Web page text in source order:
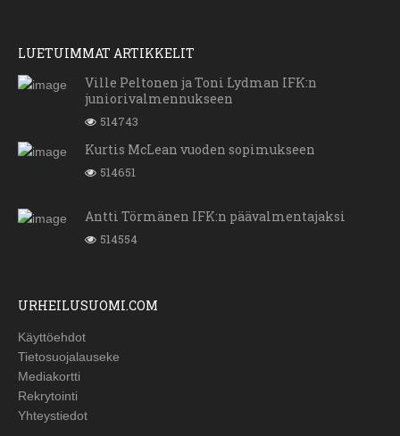
LUETUIMMAT ARTIKKELIT
Ville Peltonen ja Toni Lydman IFK:n
juniorivalmennukseen
514743
Kurtis McLean vuoden sopimukseen
514651
Antti Törmänen IFK:n päävalmentajaksi
514554
URHEILUSUOMI.COM
Käyttöehdot
Tietosuojalauseke
Mediakortti
Rekrytointi
Yhteystiedot